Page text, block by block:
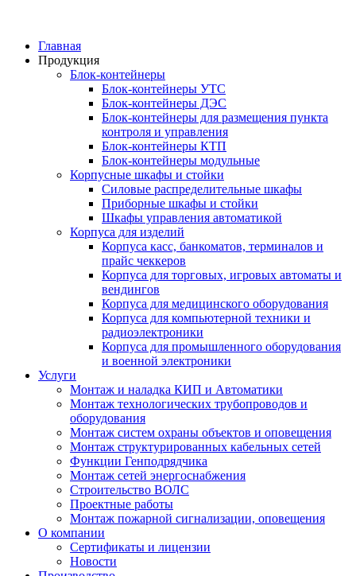
Главная
Продукция
Блок-контейнеры
Блок-контейнеры УТС
Блок-контейнеры ДЭС
Блок-контейнеры для размещения пункта
контроля и управления
Блок-контейнеры КТП
Блок-контейнеры модульные
Корпусные шкафы и стойки
Силовые распределительные шкафы
Приборные шкафы и стойки
Шкафы управления автоматикой
Корпуса для изделий
Корпуса касс, банкоматов, терминалов и
прайс чеккеров
Корпуса для торговых, игровых автоматы и
вендингов
Корпуса для медицинского оборудования
Корпуса для компьютерной техники и
радиоэлектроники
Корпуса для промышленного оборудования
и военной электроники
Услуги
Монтаж и наладка КИП и Автоматики
Монтаж технологических трубопроводов и
оборудования
Монтаж систем охраны объектов и оповещения
Монтаж структурированных кабельных сетей
Функции Генподрядчика
Монтаж сетей энергоснабжения
Строительство ВОЛС
Проектные работы
Монтаж пожарной сигнализации, оповещения
О компании
Сертификаты и лицензии
Новости